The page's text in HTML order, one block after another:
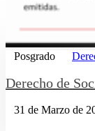
Posgrado
Derecho de
31 de Marzo de